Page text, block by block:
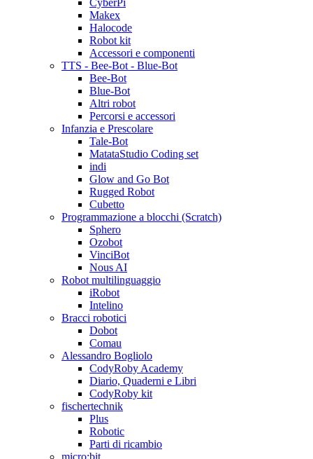
Makex
Halocode
Robot kit
Accessori e componenti
TTS - Bee-Bot - Blue-Bot
Bee-Bot
Blue-Bot
Altri robot
Percorsi e accessori
Infanzia e Prescolare
Tale-Bot
MatataStudio Coding set
indi
Glow and Go Bot
Rugged Robot
Cubetto
Programmazione a blocchi (Scratch)
Sphero
Ozobot
VinciBot
Nous AI
Robot multilinguaggio
iRobot
Intelino
Bracci robotici
Dobot
Comau
Alessandro Bogliolo
CodyRoby Academy
Diario, Quaderni e Libri
CodyRoby kit
fischertechnik
Plus
Robotic
Parti di ricambio
micro:bit